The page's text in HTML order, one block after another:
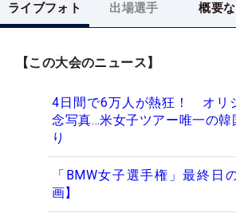
ライブフォト 出場選手 概要
【この大会のニュース】
4日間で6万人が熱狂！ オリ
念写真…米女子ツアー唯一の
り
「BMW女子選手権」最終日
画】